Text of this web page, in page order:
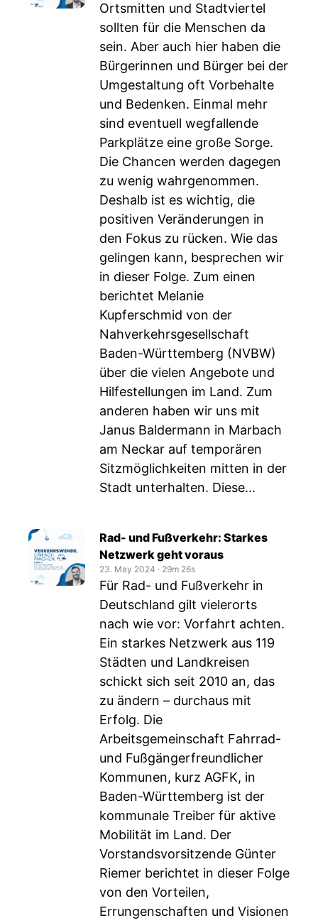
Ortsmitten und Stadtviertel
sollten für die Menschen da
sein. Aber auch hier haben die
Bürgerinnen und Bürger bei der
Umgestaltung oft Vorbehalte
und Bedenken. Einmal mehr
sind eventuell wegfallende
Parkplätze eine große Sorge.
Die Chancen werden dagegen
zu wenig wahrgenommen.
Deshalb ist es wichtig, die
positiven Veränderungen in
den Fokus zu rücken. Wie das
gelingen kann, besprechen wir
in dieser Folge. Zum einen
berichtet Melanie
Kupferschmid von der
Nahverkehrsgesellschaft
Baden-Württemberg (NVBW)
über die vielen Angebote und
Hilfestellungen im Land. Zum
anderen haben wir uns mit
Janus Baldermann in Marbach
am Neckar auf temporären
Sitzmöglichkeiten mitten in der
Stadt unterhalten. Diese...
Rad- und Fußverkehr: Starkes
Netzwerk geht voraus
23. May 2024 ‧ 29m 26s
Für Rad- und Fußverkehr in
Deutschland gilt vielerorts
nach wie vor: Vorfahrt achten.
Ein starkes Netzwerk aus 119
Städten und Landkreisen
schickt sich seit 2010 an, das
zu ändern – durchaus mit
Erfolg. Die
Arbeitsgemeinschaft Fahrrad-
und Fußgängerfreundlicher
Kommunen, kurz AGFK, in
Baden-Württemberg ist der
kommunale Treiber für aktive
Mobilität im Land. Der
Vorstandsvorsitzende Günter
Riemer berichtet in dieser Folge
von den Vorteilen,
Errungenschaften und Visionen